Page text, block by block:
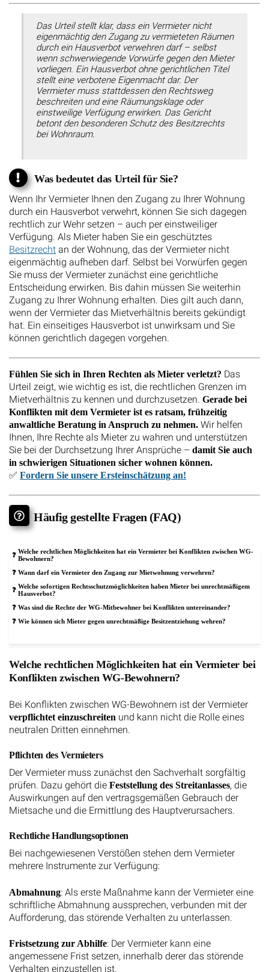
Das Urteil stellt klar, dass ein Vermieter nicht
eigenmächtig den Zugang zu vermieteten Räumen
durch ein Hausverbot verwehren darf – selbst
wenn schwerwiegende Vorwürfe gegen den Mieter
vorliegen. Ein Hausverbot ohne gerichtlichen Titel
stellt eine verbotene Eigenmacht dar. Der
Vermieter muss stattdessen den Rechtsweg
beschreiten und eine Räumungsklage oder
einstweilige Verfügung erwirken. Das Gericht
betont den besonderen Schutz des Besitzrechts
bei Wohnraum.
Was bedeutet das Urteil für Sie?
Wenn Ihr Vermieter Ihnen den Zugang zu Ihrer Wohnung
durch ein Hausverbot verwehrt, können Sie sich dagegen
rechtlich zur Wehr setzen – auch per einstweiliger
Verfügung. Als Mieter haben Sie ein geschütztes
Besitzrecht an der Wohnung, das der Vermieter nicht
eigenmächtig aufheben darf. Selbst bei Vorwürfen gegen
Sie muss der Vermieter zunächst eine gerichtliche
Entscheidung erwirken. Bis dahin müssen Sie weiterhin
Zugang zu Ihrer Wohnung erhalten. Dies gilt auch dann,
wenn der Vermieter das Mietverhältnis bereits gekündigt
hat. Ein einseitiges Hausverbot ist unwirksam und Sie
können gerichtlich dagegen vorgehen.
Fühlen Sie sich in Ihren Rechten als Mieter verletzt? Das
Urteil zeigt, wie wichtig es ist, die rechtlichen Grenzen im
Mietverhältnis zu kennen und durchzusetzen. Gerade bei
Konflikten mit dem Vermieter ist es ratsam, frühzeitig
anwaltliche Beratung in Anspruch zu nehmen. Wir helfen
Ihnen, Ihre Rechte als Mieter zu wahren und unterstützen
Sie bei der Durchsetzung Ihrer Ansprüche – damit Sie auch
in schwierigen Situationen sicher wohnen können.
✅ Fordern Sie unsere Ersteinschätzung an!
Häufig gestellte Fragen (FAQ)
Welche rechtlichen Möglichkeiten hat ein Vermieter bei Konflikten zwischen WG-
Bewohnern?
Wann darf ein Vermieter den Zugang zur Mietwohnung verwehren?
Welche sofortigen Rechtsschutzmöglichkeiten haben Mieter bei unrechtmäßigem
Hausverbot?
Was sind die Rechte der WG-Mitbewohner bei Konflikten untereinander?
Wie können sich Mieter gegen unrechtmäßige Besitzentziehung wehren?
Welche rechtlichen Möglichkeiten hat ein Vermieter bei
Konflikten zwischen WG-Bewohnern?
Bei Konflikten zwischen WG-Bewohnern ist der Vermieter
verpflichtet einzuschreiten und kann nicht die Rolle eines
neutralen Dritten einnehmen.
Pflichten des Vermieters
Der Vermieter muss zunächst den Sachverhalt sorgfältig
prüfen. Dazu gehört die Feststellung des Streitanlasses, die
Auswirkungen auf den vertragsgemäßen Gebrauch der
Mietsache und die Ermittlung des Hauptverursachers.
Rechtliche Handlungsoptionen
Bei nachgewiesenen Verstößen stehen dem Vermieter
mehrere Instrumente zur Verfügung:
Abmahnung: Als erste Maßnahme kann der Vermieter eine
schriftliche Abmahnung aussprechen, verbunden mit der
Aufforderung, das störende Verhalten zu unterlassen.
Fristsetzung zur Abhilfe: Der Vermieter kann eine
angemessene Frist setzen, innerhalb derer das störende
Verhalten einzustellen ist.